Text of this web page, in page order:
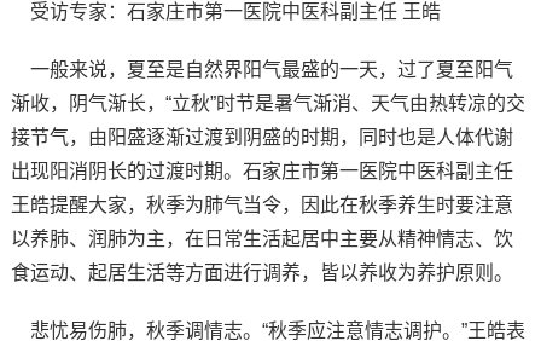
受访专家：石家庄市第一医院中医科副主任 王皓
一般来说，夏至是自然界阳气最盛的一天，过了夏至阳气
渐收，阴气渐长，“立秋”时节是暑气渐消、天气由热转凉的交
接节气，由阳盛逐渐过渡到阴盛的时期，同时也是人体代谢
出现阳消阴长的过渡时期。石家庄市第一医院中医科副主任
王皓提醒大家，秋季为肺气当令，因此在秋季养生时要注意
以养肺、润肺为主，在日常生活起居中主要从精神情志、饮
食运动、起居生活等方面进行调养，皆以养收为养护原则。
悲忧易伤肺，秋季调情志。“秋季应注意情志调护。”王皓表